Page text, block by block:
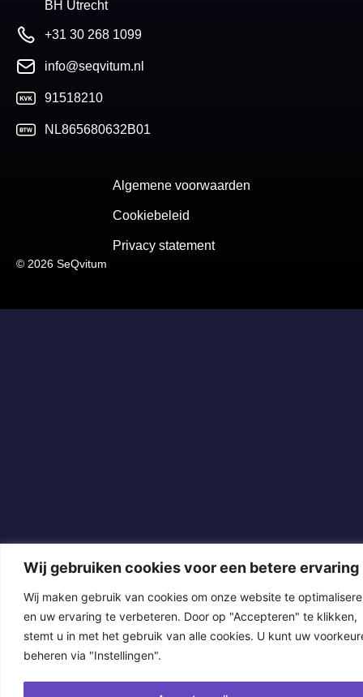
Wij gebruiken cookies voor een betere ervaring
Wij maken gebruik van cookies om onze website te
en uw ervaring te verbeteren. Door op "Accepteren" te klikken,
stemt u in met het gebruik van alle cookies. U kunt uw
beheren via "Instellingen".
BH Utrecht
+31 30 268 1099
info@seqvitum.nl
91518210
NL865680632B01
© 2026 SeQvitum
Algemene voorwaarden
Cookiebeleid
Privacy statement